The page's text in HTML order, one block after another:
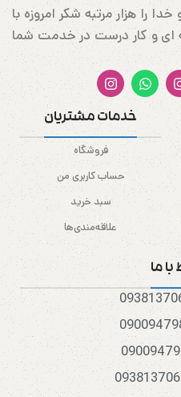
خدا را هزار مرتبه شکر امروزه با
ای و کار درست در خدمت شما
خدمات مشتریان
فروشگاه
حساب کاربری من
سبد خرید
علاقه‌مندی‌ها
با ما